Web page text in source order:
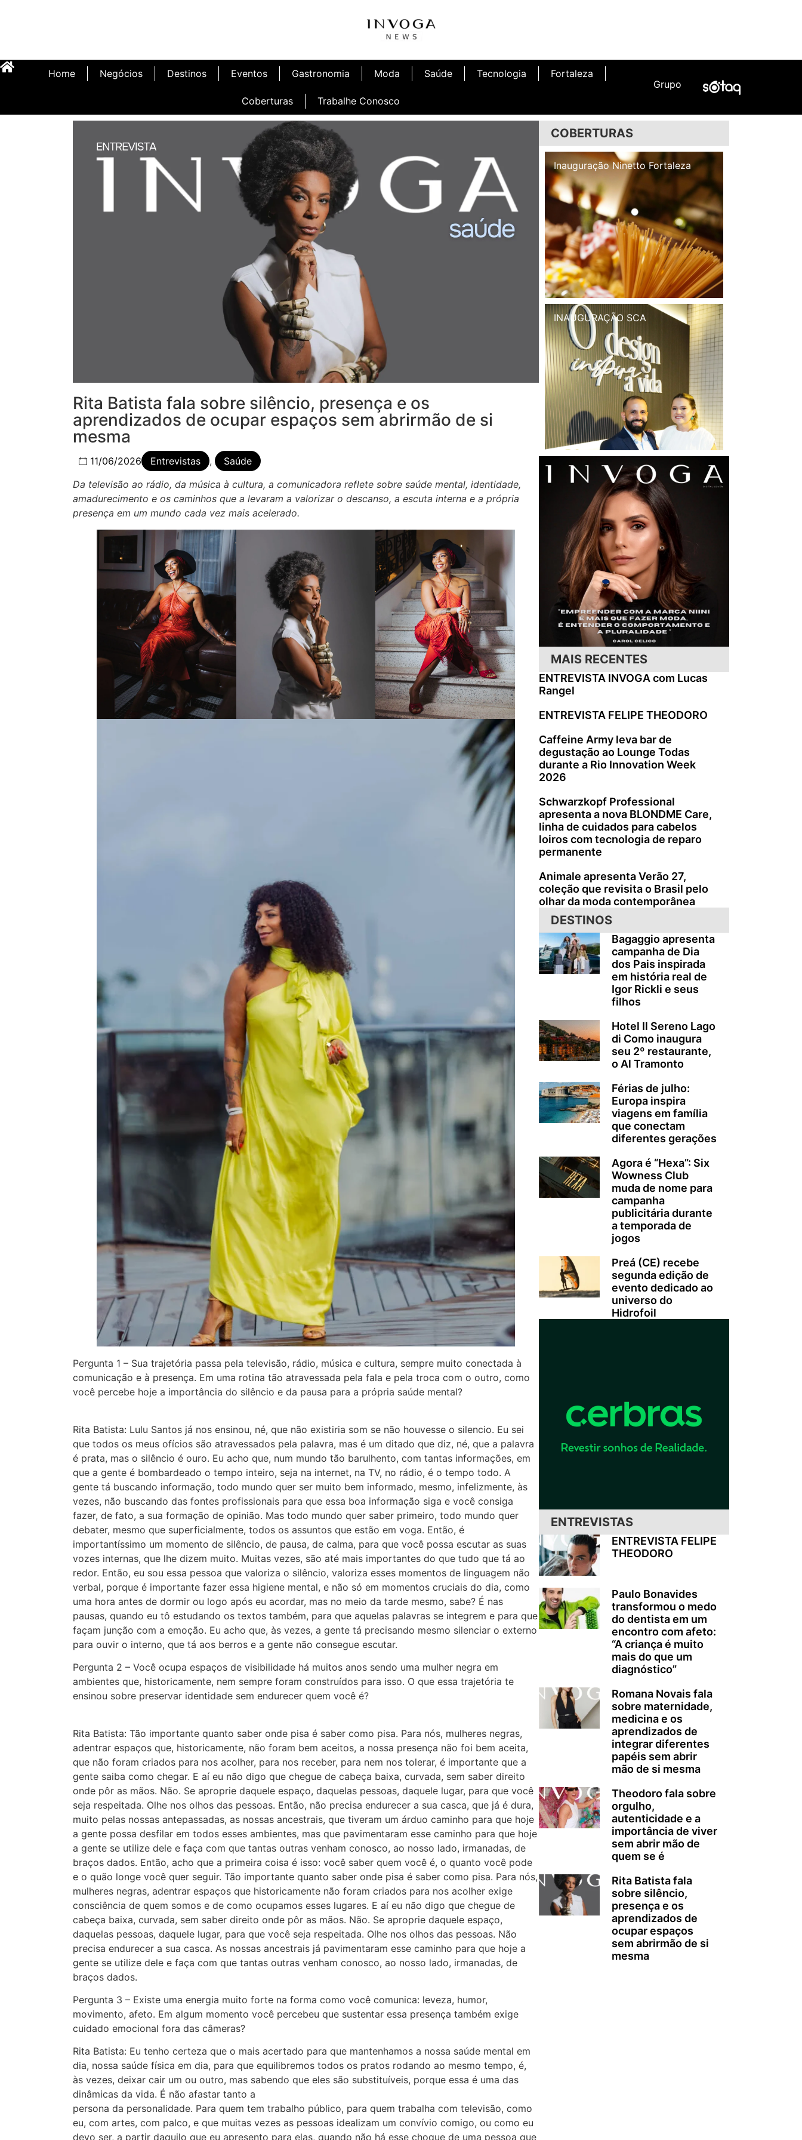
Home Negócios Destinos Eventos Gastronomia Moda Saúde Tecnologia Fortaleza
Coberturas Trabalhe Conosco
Grupo
Rita Batista fala sobre silêncio, presença e os
aprendizados de ocupar espaços sem abrirmão de si
mesma
11/06/2026 Entrevistas ,
Saúde
Da televisão ao rádio, da música à cultura, a comunicadora reflete sobre saúde mental, identidade,
amadurecimento e os caminhos que a levaram a valorizar o descanso, a escuta interna e a própria
presença em um mundo cada vez mais acelerado.
Pergunta 1 – Sua trajetória passa pela televisão, rádio, música e cultura, sempre muito conectada à
comunicação e à presença. Em uma rotina tão atravessada pela fala e pela troca com o outro, como
você percebe hoje a importância do silêncio e da pausa para a própria saúde mental?
Rita Batista: Lulu Santos já nos ensinou, né, que não existiria som se não houvesse o silencio. Eu sei
que todos os meus ofícios são atravessados pela palavra, mas é um ditado que diz, né, que a palavra
é prata, mas o silêncio é ouro. Eu acho que, num mundo tão barulhento, com tantas informações, em
que a gente é bombardeado o tempo inteiro, seja na internet, na TV, no rádio, é o tempo todo. A
gente tá buscando informação, todo mundo quer ser muito bem informado, mesmo, infelizmente, às
vezes, não buscando das fontes profissionais para que essa boa informação siga e você consiga
fazer, de fato, a sua formação de opinião. Mas todo mundo quer saber primeiro, todo mundo quer
debater, mesmo que superficialmente, todos os assuntos que estão em voga. Então, é
importantíssimo um momento de silêncio, de pausa, de calma, para que você possa escutar as suas
vozes internas, que lhe dizem muito. Muitas vezes, são até mais importantes do que tudo que tá ao
redor. Então, eu sou essa pessoa que valoriza o silêncio, valoriza esses momentos de linguagem não
verbal, porque é importante fazer essa higiene mental, e não só em momentos cruciais do dia, como
uma hora antes de dormir ou logo após eu acordar, mas no meio da tarde mesmo, sabe? É nas
pausas, quando eu tô estudando os textos também, para que aquelas palavras se integrem e para que
façam junção com a emoção. Eu acho que, às vezes, a gente tá precisando mesmo silenciar o externo
para ouvir o interno, que tá aos berros e a gente não consegue escutar.
Pergunta 2 – Você ocupa espaços de visibilidade há muitos anos sendo uma mulher negra em
ambientes que, historicamente, nem sempre foram construídos para isso. O que essa trajetória te
ensinou sobre preservar identidade sem endurecer quem você é?
Rita Batista: Tão importante quanto saber onde pisa é saber como pisa. Para nós, mulheres negras,
adentrar espaços que, historicamente, não foram bem aceitos, a nossa presença não foi bem aceita,
que não foram criados para nos acolher, para nos receber, para nem nos tolerar, é importante que a
gente saiba como chegar. E aí eu não digo que chegue de cabeça baixa, curvada, sem saber direito
onde pôr as mãos. Não. Se aproprie daquele espaço, daquelas pessoas, daquele lugar, para que você
seja respeitada. Olhe nos olhos das pessoas. Então, não precisa endurecer a sua casca, que já é dura,
muito pelas nossas antepassadas, as nossas ancestrais, que tiveram um árduo caminho para que hoje
a gente possa desfilar em todos esses ambientes, mas que pavimentaram esse caminho para que hoje
a gente se utilize dele e faça com que tantas outras venham conosco, ao nosso lado, irmanadas, de
braços dados. Então, acho que a primeira coisa é isso: você saber quem você é, o quanto você pode
e o quão longe você quer seguir. Tão importante quanto saber onde pisa é saber como pisa. Para nós,
mulheres negras, adentrar espaços que historicamente não foram criados para nos acolher exige
consciência de quem somos e de como ocupamos esses lugares. E aí eu não digo que chegue de
cabeça baixa, curvada, sem saber direito onde pôr as mãos. Não. Se aproprie daquele espaço,
daquelas pessoas, daquele lugar, para que você seja respeitada. Olhe nos olhos das pessoas. Não
precisa endurecer a sua casca. As nossas ancestrais já pavimentaram esse caminho para que hoje a
gente se utilize dele e faça com que tantas outras venham conosco, ao nosso lado, irmanadas, de
braços dados.
Pergunta 3 – Existe uma energia muito forte na forma como você comunica: leveza, humor,
movimento, afeto. Em algum momento você percebeu que sustentar essa presença também exige
cuidado emocional fora das câmeras?
Rita Batista: Eu tenho certeza que o mais acertado para que mantenhamos a nossa saúde mental em
dia, nossa saúde física em dia, para que equilibremos todos os pratos rodando ao mesmo tempo, é,
às vezes, deixar cair um ou outro, mas sabendo que eles são substituíveis, porque essa é uma das
dinâmicas da vida. É não afastar tanto a
persona da personalidade. Para quem tem trabalho público, para quem trabalha com televisão, como
eu, com artes, com palco, e que muitas vezes as pessoas idealizam um convívio comigo, ou como eu
devo ser, a partir daquilo que eu apresento para elas, quando não há esse choque de uma pessoa que
COBERTURAS
Inauguração Illa Café Inauguração Ninetto Fortaleza Inauguração Illa Café
INAUGURAÇÃO SCA
MAIS RECENTES
ENTREVISTA INVOGA com Lucas
Rangel
ENTREVISTA FELIPE THEODORO
Caffeine Army leva bar de
degustação ao Lounge Todas
durante a Rio Innovation Week
2026
Schwarzkopf Professional
apresenta a nova BLONDME Care,
linha de cuidados para cabelos
loiros com tecnologia de reparo
permanente
Animale apresenta Verão 27,
coleção que revisita o Brasil pelo
olhar da moda contemporânea
DESTINOS
Bagaggio apresenta
campanha de Dia
dos Pais inspirada
em história real de
Igor Rickli e seus
filhos
Hotel Il Sereno Lago
di Como inaugura
seu 2º restaurante,
o Al Tramonto
Férias de julho:
Europa inspira
viagens em família
que conectam
diferentes gerações
Agora é “Hexa”: Six
Wowness Club
muda de nome para
campanha
publicitária durante
a temporada de
jogos
Preá (CE) recebe
segunda edição de
evento dedicado ao
universo do
Hidrofoil
ENTREVISTAS
ENTREVISTA FELIPE
THEODORO
Paulo Bonavides
transformou o medo
do dentista em um
encontro com afeto:
“A criança é muito
mais do que um
diagnóstico”
Romana Novais fala
sobre maternidade,
medicina e os
aprendizados de
integrar diferentes
papéis sem abrir
mão de si mesma
Theodoro fala sobre
orgulho,
autenticidade e a
importância de viver
sem abrir mão de
quem se é
Rita Batista fala
sobre silêncio,
presença e os
aprendizados de
ocupar espaços
sem abrirmão de si
mesma